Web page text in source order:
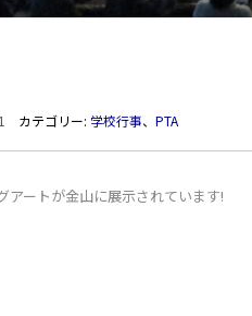
カテゴリー: 学校行事、 PTA
アートが金山に展示されています!